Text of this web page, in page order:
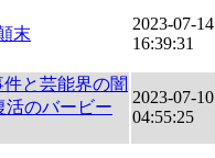
末
2023-07-14
16:39:31
件と芸能界の闇
活のバービー
2023-07-10
04:55:25